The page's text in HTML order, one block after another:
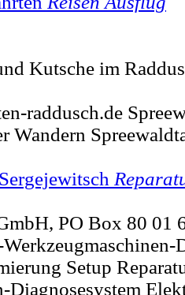
Kutsche im
raddusch.de
Wandern
PO Box 80 01
Setup
Diagnosesystem